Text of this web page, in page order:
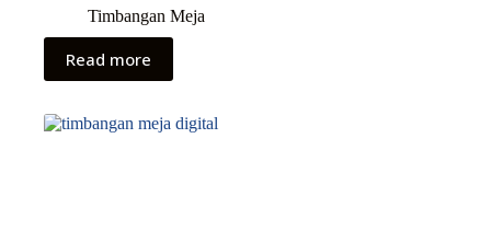
Timbangan Meja
Read more